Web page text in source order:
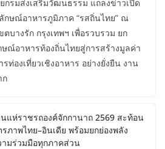
กรมส่งเสริมวัฒนธรรม แถลงข่าวเปิด
กษณ์อาหารภูมิภาค “รสถิ่นไทย” ณ
บางรัก กรุงเทพฯ เพื่อรวบรวม ยก
ณ์อาหารท้องถิ่นไทยสู่การสร้างมูลค่า
ท่องเที่ยวเชิงอาหาร อย่างยั่งยืน งาน
ก
นแห่ราชรถองค์จักกานาถ 2569 สะท้อน
ภาพไทย–อินเดีย พร้อมยกย่องพลัง
ามร่วมมือทุกภาคส่วน